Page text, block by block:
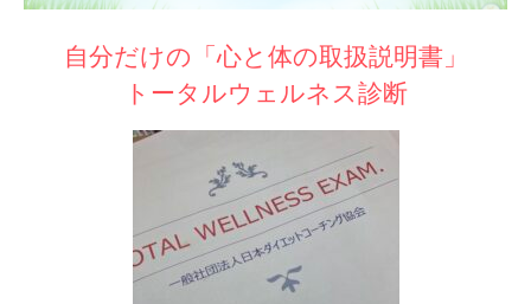
自分だけの「心と体の取扱説明書」
トータルウェルネス診断